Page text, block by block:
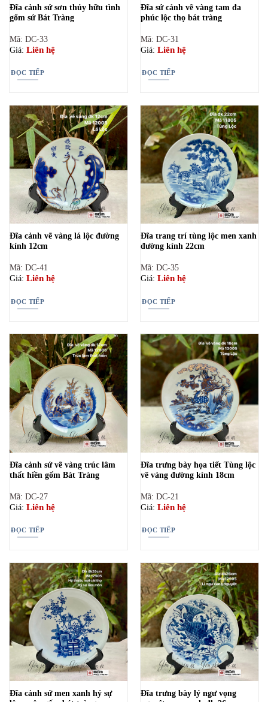
Đĩa cảnh sứ sơn thủy hữu tình
gốm sứ Bát Tràng
Mã: DC-33
Giá: Liên hệ
ĐỌC TIẾP
Đĩa sứ cảnh vẽ vàng tam đa
phúc lộc thọ bát tràng
Mã: DC-31
Giá: Liên hệ
ĐỌC TIẾP
Đĩa cảnh vẽ vàng lá lộc đường
kính 12cm
Mã: DC-41
Giá: Liên hệ
ĐỌC TIẾP
Đĩa trang trí tùng lộc men xanh
đường kính 22cm
Mã: DC-35
Giá: Liên hệ
ĐỌC TIẾP
Đĩa cảnh sứ vẽ vàng trúc lâm
thất hiền gốm Bát Tràng
Mã: DC-27
Giá: Liên hệ
ĐỌC TIẾP
Đĩa trưng bày họa tiết Tùng lộc
vẽ vàng đường kính 18cm
Mã: DC-21
Giá: Liên hệ
ĐỌC TIẾP
Đĩa cảnh sứ men xanh hỷ sự
Đĩa trưng bày lý ngư vọng